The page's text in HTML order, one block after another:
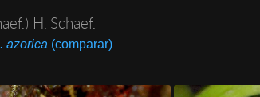
H. Schaef.
azorica (comparar)